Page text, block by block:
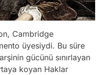
Cambridge
üyesiydi. Bu süre
gücünü sınırlayan
koyan Haklar